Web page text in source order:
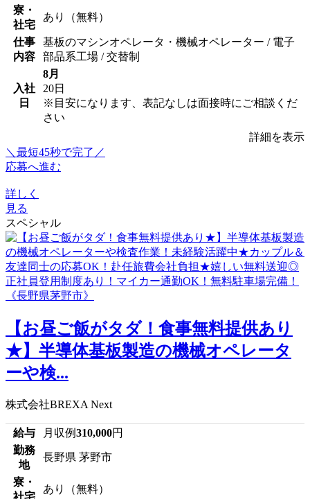
寮・
社宅
あり（無料）
仕事
内容
基板のマシンオペレータ・機械オペレーター / 電子
部品系工場 / 交替制
入社
日
8月
20日
※目安になります、表記なしは面接時にご相談くだ
さい
詳細を表示
＼最短45秒で完了／
応募へ進む
詳しく
見る
スペシャル
【お昼ご飯がタダ！食事無料提供あり
★】半導体基板製造の機械オペレータ
ーや検...
株式会社BREXA Next
給与 月収例310,000円
勤務
地
長野県 茅野市
寮・
社宅
あり（無料）